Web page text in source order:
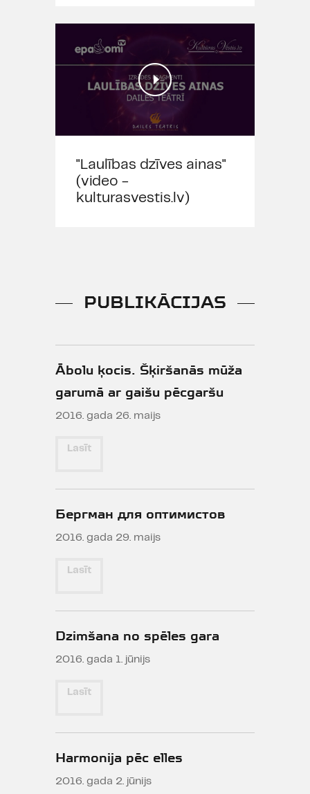
"Laulības dzīves ainas"
(video -
kulturasvestis.lv)
PUBLIKĀCIJAS
Ābolu ķocis. Šķiršanās mūža
garumā ar gaišu pēcgaršu
2016. gada 26. maijs
Lasīt
Бергман для оптимистов
2016. gada 29. maijs
Lasīt
Dzimšana no spēles gara
2016. gada 1. jūnijs
Lasīt
Harmonija pēc elles
2016. gada 2. jūnijs